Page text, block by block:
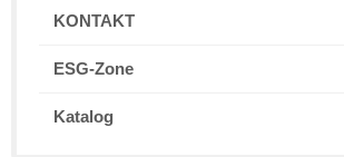
KONTAKT
ESG-Zone
Katalog